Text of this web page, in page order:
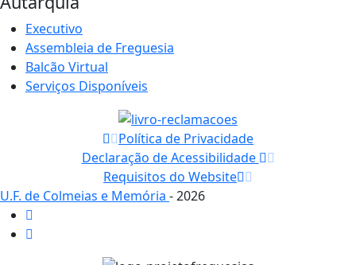
Executivo
Assembleia de Freguesia
Balcão Virtual
Serviços Disponíveis
Política de Privacidade
Declaração de Acessibilidade
Requisitos do Website
U.F. de Colmeias e Memória - 2026